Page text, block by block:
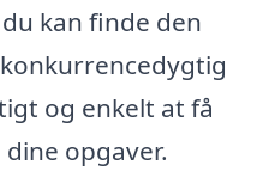
kan finde den
og enkelt at få
opgaver.